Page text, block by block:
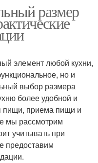
размер
элемент любой кухни,
но и
выбор размера
более удобной и
пищи, приема пищи и
мы рассмотрим
учитывать при
предоставим